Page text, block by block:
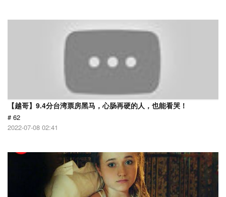
【越哥】9.4分台湾票房黑马，心肠再硬的人，也能看哭！
# 62
2022-07-08 02:41